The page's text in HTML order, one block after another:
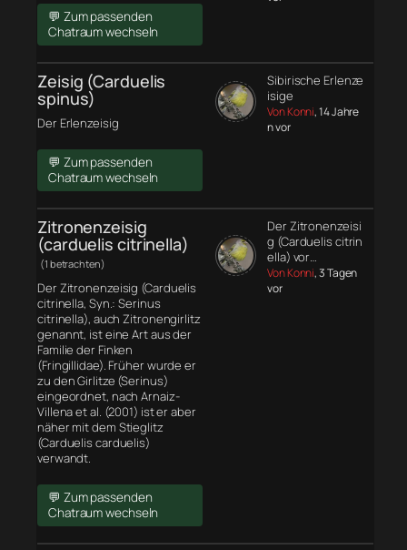
💬 Zum passenden
Chatraum wechseln
Zeisig (Carduelis
spinus)
Der Erlenzeisig
💬 Zum passenden
Chatraum wechseln
Sibirische Erlenze
isige
Von Konni, 14 Jahre
n vor
Zitronenzeisig
(carduelis citrinella)
(1 betrachten)
Der Zitronenzeisig (Carduelis
citrinella, Syn.: Serinus
citrinella), auch Zitronengirlitz
genannt, ist eine Art aus der
Familie der Finken
(Fringillidae). Früher wurde er
zu den Girlitze (Serinus)
eingeordnet, nach Arnaiz-
Villena et al. (2001) ist er aber
näher mit dem Stieglitz
(Carduelis carduelis)
verwandt.
💬 Zum passenden
Chatraum wechseln
Der Zitronenzeisi
g (Carduelis citrin
ella) vor…
Von Konni, 3 Tagen
vor